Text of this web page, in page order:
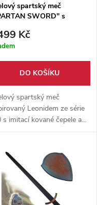
spartský meč
SWORD" s
Kč
DO KOŠÍKU
spartský meč
Leonidem ze série
s imitací kované čepele a
Filmová zbraň pro